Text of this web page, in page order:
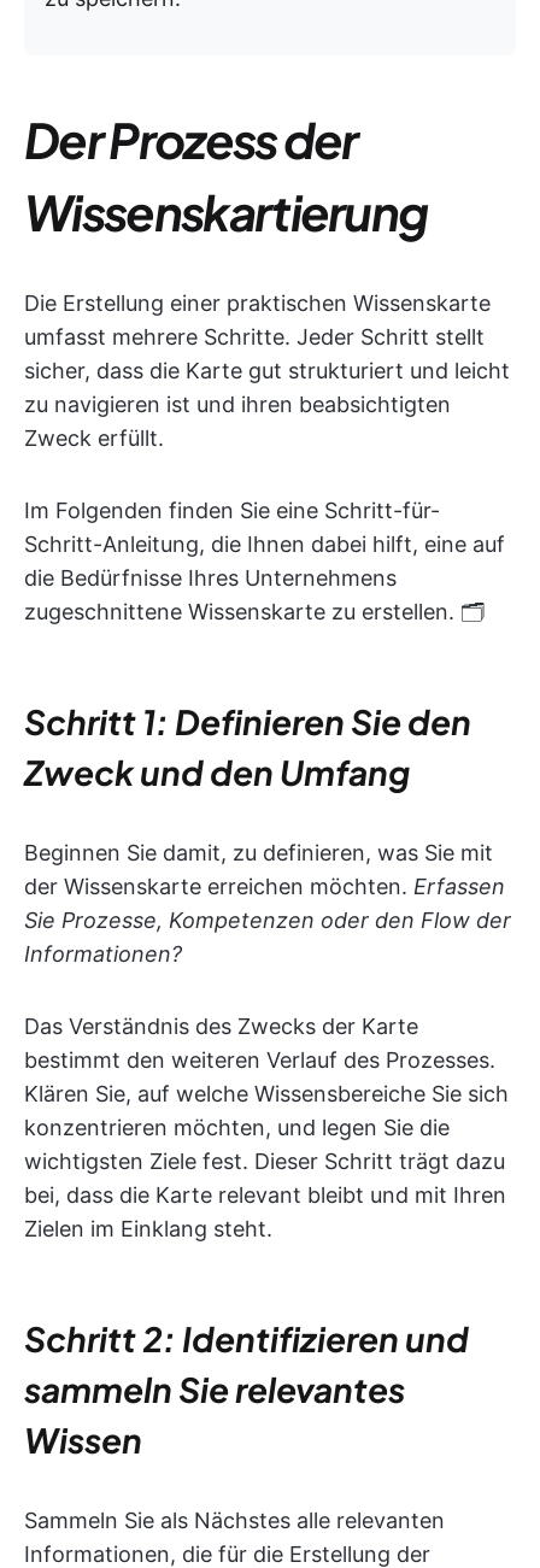
Der Prozess der
Wissenskartierung
Die Erstellung einer praktischen Wissenskarte
umfasst mehrere Schritte. Jeder Schritt stellt
sicher, dass die Karte gut strukturiert und leicht
zu navigieren ist und ihren beabsichtigten
Zweck erfüllt.
Im Folgenden finden Sie eine Schritt-für-
Schritt-Anleitung, die Ihnen dabei hilft, eine auf
die Bedürfnisse Ihres Unternehmens
zugeschnittene Wissenskarte zu erstellen. 🗂️
Schritt 1: Definieren Sie den
Zweck und den Umfang
Beginnen Sie damit, zu definieren, was Sie mit
der Wissenskarte erreichen möchten. Erfassen
Sie Prozesse, Kompetenzen oder den Flow der
Informationen?
Das Verständnis des Zwecks der Karte
bestimmt den weiteren Verlauf des Prozesses.
Klären Sie, auf welche Wissensbereiche Sie sich
konzentrieren möchten, und legen Sie die
wichtigsten Ziele fest. Dieser Schritt trägt dazu
bei, dass die Karte relevant bleibt und mit Ihren
Zielen im Einklang steht.
Schritt 2: Identifizieren und
sammeln Sie relevantes
Wissen
Sammeln Sie als Nächstes alle relevanten
Informationen, die für die Erstellung der